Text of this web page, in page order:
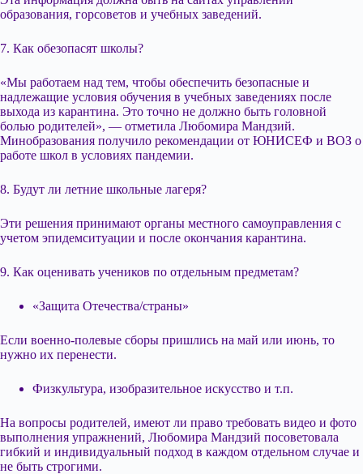
образования, горсоветов и учебных заведений.
7. Как обезопасят школы?
«Мы работаем над тем, чтобы обеспечить безопасные и
надлежащие условия обучения в учебных заведениях после
выхода из карантина. Это точно не должно быть головной
болью родителей», — отметила Любомира Мандзий.
Минобразования получило рекомендации от ЮНИСЕФ и ВОЗ о
работе школ в условиях пандемии.
8. Будут ли летние школьные лагеря?
Эти решения принимают органы местного самоуправления с
учетом эпидемситуации и после окончания карантина.
9. Как оценивать учеников по отдельным предметам?
«Защита Отечества/страны»
Если военно-полевые сборы пришлись на май или июнь, то
нужно их перенести.
Физкультура, изобразительное искусство и т.п.
На вопросы родителей, имеют ли право требовать видео и фото
выполнения упражнений, Любомира Мандзий посоветовала
гибкий и индивидуальный подход в каждом отдельном случае и
не быть строгими.